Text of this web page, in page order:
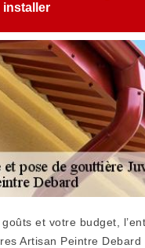
et votre budget,
Artisan Peintre Debard